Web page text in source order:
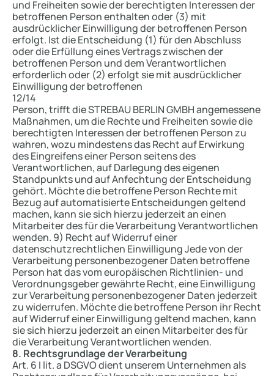
und Freiheiten sowie der berechtigten Interessen der
betroffenen Person enthalten oder (3) mit
ausdrücklicher Einwilligung der betroffenen Person
erfolgt. Ist die Entscheidung (1) für den Abschluss
oder die Erfüllung eines Vertrags zwischen der
betroffenen Person und dem Verantwortlichen
erforderlich oder (2) erfolgt sie mit ausdrücklicher
Einwilligung der betroffenen
12/14
Person, trifft die STREBAU BERLIN GMBH angemessene
Maßnahmen, um die Rechte und Freiheiten sowie die
berechtigten Interessen der betroffenen Person zu
wahren, wozu mindestens das Recht auf Erwirkung
des Eingreifens einer Person seitens des
Verantwortlichen, auf Darlegung des eigenen
Standpunkts und auf Anfechtung der Entscheidung
gehört. Möchte die betroffene Person Rechte mit
Bezug auf automatisierte Entscheidungen geltend
machen, kann sie sich hierzu jederzeit an einen
Mitarbeiter des für die Verarbeitung Verantwortlichen
wenden. 9) Recht auf Widerruf einer
datenschutzrechtlichen Einwilligung Jede von der
Verarbeitung personenbezogener Daten betroffene
Person hat das vom europäischen Richtlinien- und
Verordnungsgeber gewährte Recht, eine Einwilligung
zur Verarbeitung personenbezogener Daten jederzeit
zu widerrufen. Möchte die betroffene Person ihr Recht
auf Widerruf einer Einwilligung geltend machen, kann
sie sich hierzu jederzeit an einen Mitarbeiter des für
die Verarbeitung Verantwortlichen wenden.
8. Rechtsgrundlage der Verarbeitung
Art. 6 I lit. a DSGVO dient unserem Unternehmen als